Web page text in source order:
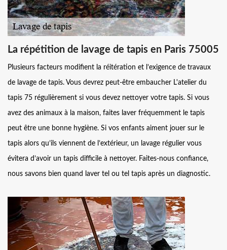
La répétition de lavage de tapis en Paris 75005
Plusieurs facteurs modifient la réitération et l’exigence de travaux
de lavage de tapis. Vous devrez peut-être embaucher L'atelier du
tapis 75 régulièrement si vous devez nettoyer votre tapis. Si vous
avez des animaux à la maison, faites laver fréquemment le tapis
peut être une bonne hygiène. Si vos enfants aiment jouer sur le
tapis alors qu’ils viennent de l’extérieur, un lavage régulier vous
évitera d’avoir un tapis difficile à nettoyer. Faites-nous confiance,
nous savons bien quand laver tel ou tel tapis après un diagnostic.